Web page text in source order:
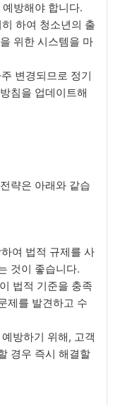
방해야 합니다.
하여 청소년의 출
위한 시스템을 마
변경되므로 정기
침을 업데이트해
략은 아래와 같습
여 법적 규제를 사
것이 좋습니다.
법적 기준을 충족
제를 발견하고 수
방하기 위해, 고객
경우 즉시 해결할